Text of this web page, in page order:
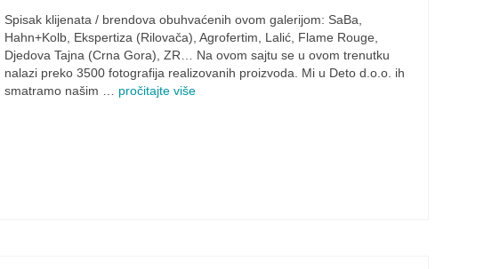
Spisak klijenata / brendova obuhvaćenih ovom galerijom: SaBa,
Hahn+Kolb, Ekspertiza (Rilovača), Agrofertim, Lalić, Flame Rouge,
Djedova Tajna (Crna Gora), ZR… Na ovom sajtu se u ovom trenutku
nalazi preko 3500 fotografija realizovanih proizvoda. Mi u Deto d.o.o. ih
smatramo našim … pročitajte više